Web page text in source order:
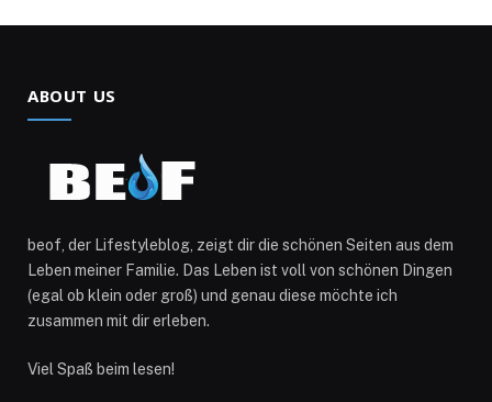
ABOUT US
beof, der Lifestyleblog, zeigt dir die schönen Seiten aus dem
Leben meiner Familie. Das Leben ist voll von schönen Dingen
(egal ob klein oder groß) und genau diese möchte ich
zusammen mit dir erleben.
Viel Spaß beim lesen!